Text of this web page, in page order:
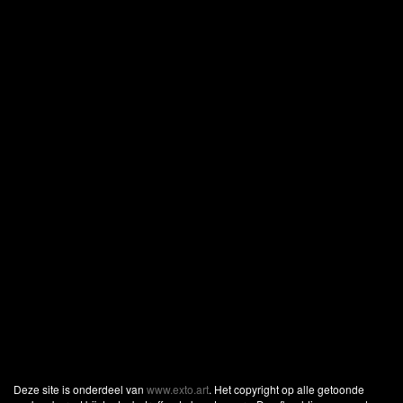
Deze site is onderdeel van www.exto.art. Het copyright op alle getoonde